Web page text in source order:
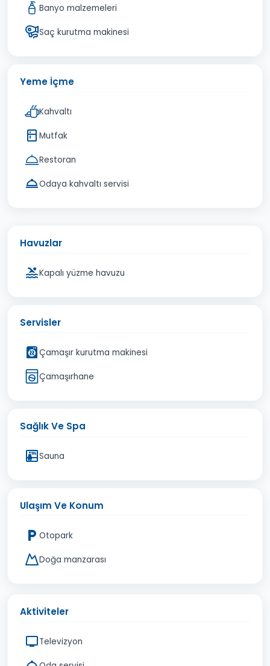
Banyo malzemeleri
Saç kurutma makinesi
Yeme İçme
Kahvaltı
Mutfak
Restoran
Odaya kahvaltı servisi
Havuzlar
Kapalı yüzme havuzu
Servisler
Çamaşır kurutma makinesi
Çamaşırhane
Sağlık Ve Spa
Sauna
Ulaşım Ve Konum
Otopark
Doğa manzarası
Aktiviteler
Televizyon